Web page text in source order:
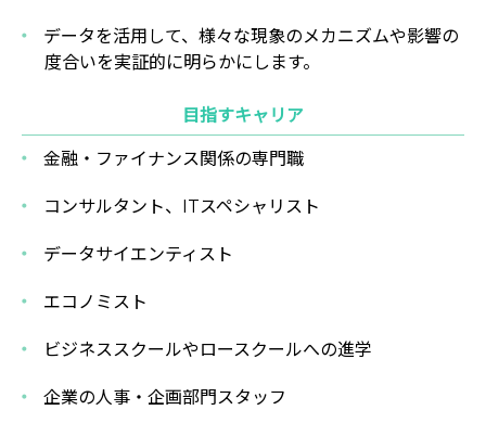
データを活用して、様々な現象のメカニズムや影響の
度合いを実証的に明らかにします。
目指すキャリア
金融・ファイナンス関係の専門職
コンサルタント、ITスペシャリスト
データサイエンティスト
エコノミスト
ビジネススクールやロースクールへの進学
企業の人事・企画部門スタッフ